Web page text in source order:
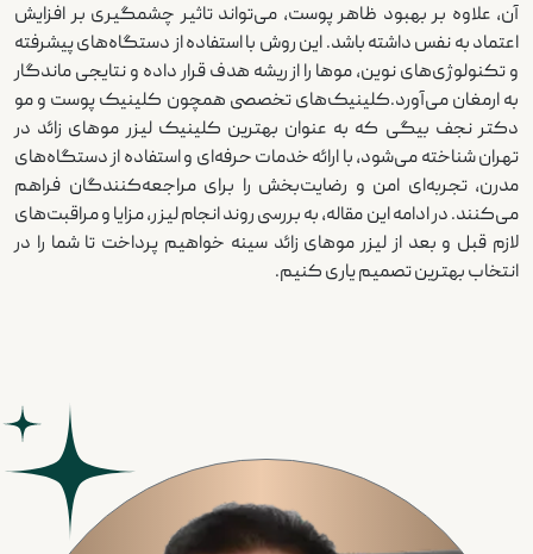
آن، علاوه بر بهبود ظاهر پوست، می‌تواند تاثیر چشمگیری بر افزایش
اعتماد به نفس داشته باشد. این روش با استفاده از دستگاه‌های پیشرفته
و تکنولوژی‌های نوین، موها را از ریشه هدف قرار داده و نتایجی ماندگار
به ارمغان می‌آورد.کلینیک‌های تخصصی همچون کلینیک پوست و مو
دکتر نجف بیگی که به عنوان بهترین کلینیک لیزر موهای زائد در
تهران شناخته می‌شود، با ارائه خدمات حرفه‌ای و استفاده از دستگاه‌های
مدرن، تجربه‌ای امن و رضایت‌بخش را برای مراجعه‌کنندگان فراهم
می‌کنند. در ادامه این مقاله، به بررسی روند انجام لیزر، مزایا و مراقبت‌های
لازم قبل و بعد از لیزر موهای زائد سینه خواهیم پرداخت تا شما را در
انتخاب بهترین تصمیم یاری کنیم.